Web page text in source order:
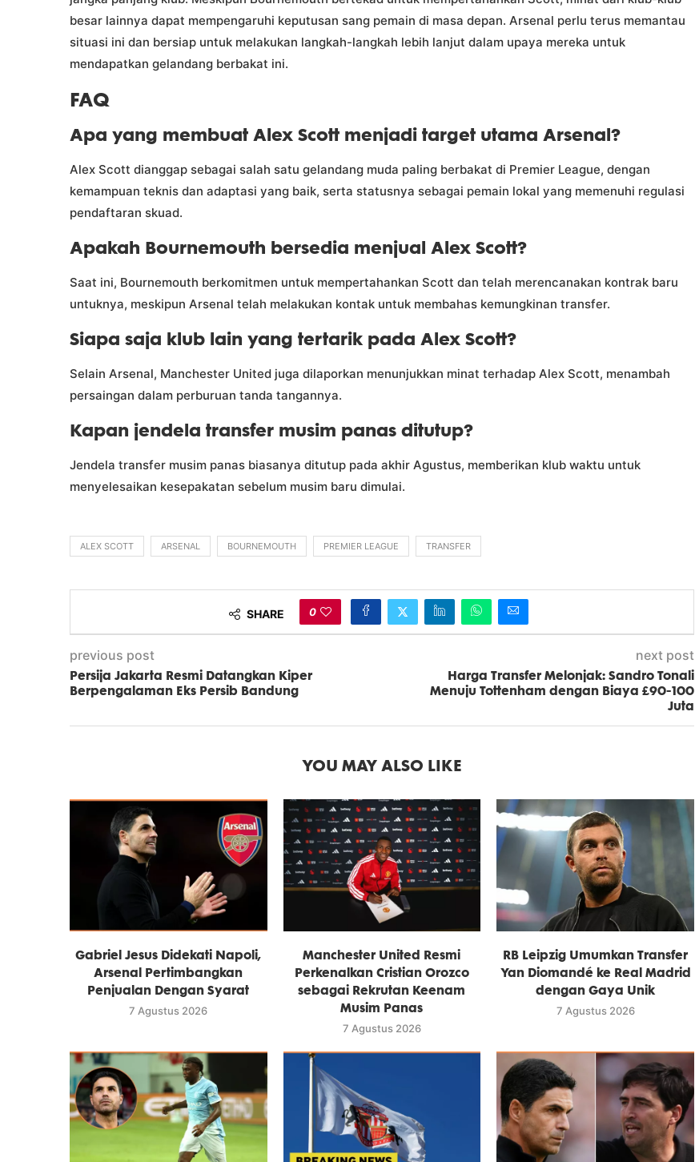
besar lainnya dapat mempengaruhi keputusan sang pemain di masa depan. Arsenal perlu terus memantau
situasi ini dan bersiap untuk melakukan langkah-langkah lebih lanjut dalam upaya mereka untuk
mendapatkan gelandang berbakat ini.
FAQ
Apa yang membuat Alex Scott menjadi target utama Arsenal?
Alex Scott dianggap sebagai salah satu gelandang muda paling berbakat di Premier League, dengan
kemampuan teknis dan adaptasi yang baik, serta statusnya sebagai pemain lokal yang memenuhi regulasi
pendaftaran skuad.
Apakah Bournemouth bersedia menjual Alex Scott?
Saat ini, Bournemouth berkomitmen untuk mempertahankan Scott dan telah merencanakan kontrak baru
untuknya, meskipun Arsenal telah melakukan kontak untuk membahas kemungkinan transfer.
Siapa saja klub lain yang tertarik pada Alex Scott?
Selain Arsenal, Manchester United juga dilaporkan menunjukkan minat terhadap Alex Scott, menambah
persaingan dalam perburuan tanda tangannya.
Kapan jendela transfer musim panas ditutup?
Jendela transfer musim panas biasanya ditutup pada akhir Agustus, memberikan klub waktu untuk
menyelesaikan kesepakatan sebelum musim baru dimulai.
ALEX SCOTT ARSENAL BOURNEMOUTH PREMIER LEAGUE TRANSFER
SHARE 0
previous post
Persija Jakarta Resmi Datangkan Kiper
Berpengalaman Eks Persib Bandung
next post
Harga Transfer Melonjak: Sandro Tonali
Menuju Tottenham dengan Biaya £90-100
Juta
YOU MAY ALSO LIKE
Gabriel Jesus Didekati Napoli,
Arsenal Pertimbangkan
Penjualan Dengan Syarat
7 Agustus 2026
Manchester United Resmi
Perkenalkan Cristian Orozco
sebagai Rekrutan Keenam
Musim Panas
7 Agustus 2026
RB Leipzig Umumkan Transfer
Yan Diomandé ke Real Madrid
dengan Gaya Unik
7 Agustus 2026